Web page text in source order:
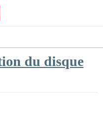
du disque